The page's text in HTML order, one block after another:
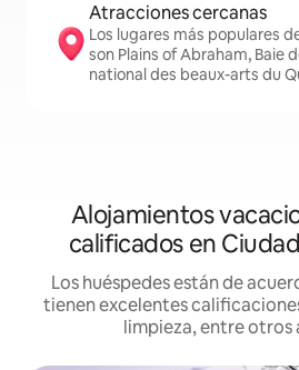
Atracciones cercanas
Los lugares más populares
son Plains of Abraham, Baie
national des beaux-arts du
Alojamientos
calificados en
Los huéspedes están de
tienen excelentes
limpieza, entre otros